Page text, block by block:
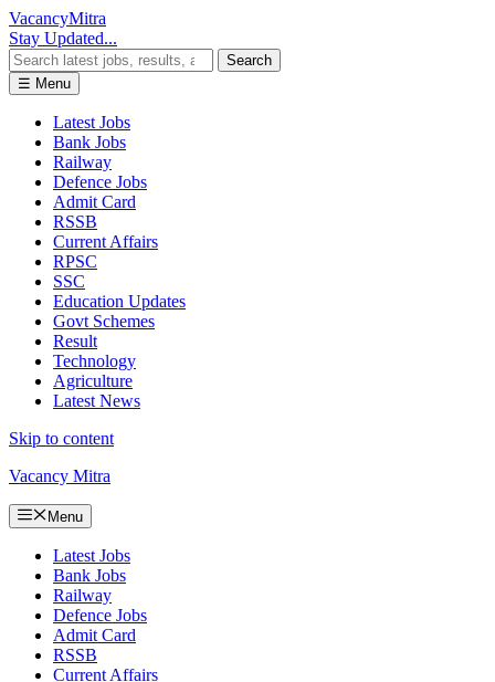
VacancyMitra
Stay Updated...
Search
☰ Menu
Latest Jobs
Bank Jobs
Railway
Defence Jobs
Admit Card
RSSB
Current Affairs
RPSC
SSC
Education Updates
Govt Schemes
Result
Technology
Agriculture
Latest News
Skip to content
Vacancy Mitra
Menu
Latest Jobs
Bank Jobs
Railway
Defence Jobs
Admit Card
RSSB
Current Affairs